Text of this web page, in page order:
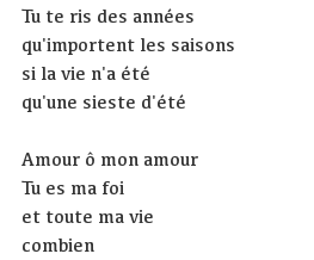
Tu te ris des années
qu'importent les saisons
si la vie n'a été
qu'une sieste d'été
Amour ô mon amour
Tu es ma foi
et toute ma vie
combien